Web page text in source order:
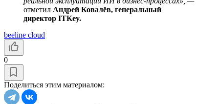
отметил Андрей Ковалёв, генеральный
директор ITKey.
beeline cloud
0
Поделиться этим материалом: